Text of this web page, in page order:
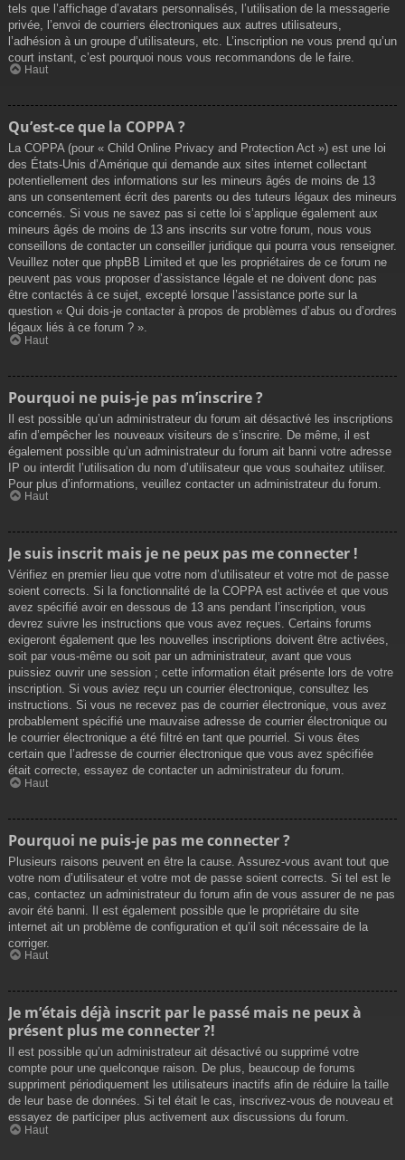
tels que l’affichage d’avatars personnalisés, l’utilisation de la messagerie
privée, l’envoi de courriers électroniques aux autres utilisateurs,
l’adhésion à un groupe d’utilisateurs, etc. L’inscription ne vous prend qu’un
court instant, c’est pourquoi nous vous recommandons de le faire.
Haut
Qu’est-ce que la COPPA ?
La COPPA (pour « Child Online Privacy and Protection Act ») est une loi
des États-Unis d’Amérique qui demande aux sites internet collectant
potentiellement des informations sur les mineurs âgés de moins de 13
ans un consentement écrit des parents ou des tuteurs légaux des mineurs
concernés. Si vous ne savez pas si cette loi s’applique également aux
mineurs âgés de moins de 13 ans inscrits sur votre forum, nous vous
conseillons de contacter un conseiller juridique qui pourra vous renseigner.
Veuillez noter que phpBB Limited et que les propriétaires de ce forum ne
peuvent pas vous proposer d’assistance légale et ne doivent donc pas
être contactés à ce sujet, excepté lorsque l’assistance porte sur la
question « Qui dois-je contacter à propos de problèmes d’abus ou d’ordres
légaux liés à ce forum ? ».
Haut
Pourquoi ne puis-je pas m’inscrire ?
Il est possible qu’un administrateur du forum ait désactivé les inscriptions
afin d’empêcher les nouveaux visiteurs de s’inscrire. De même, il est
également possible qu’un administrateur du forum ait banni votre adresse
IP ou interdit l’utilisation du nom d’utilisateur que vous souhaitez utiliser.
Pour plus d’informations, veuillez contacter un administrateur du forum.
Haut
Je suis inscrit mais je ne peux pas me connecter !
Vérifiez en premier lieu que votre nom d’utilisateur et votre mot de passe
soient corrects. Si la fonctionnalité de la COPPA est activée et que vous
avez spécifié avoir en dessous de 13 ans pendant l’inscription, vous
devrez suivre les instructions que vous avez reçues. Certains forums
exigeront également que les nouvelles inscriptions doivent être activées,
soit par vous-même ou soit par un administrateur, avant que vous
puissiez ouvrir une session ; cette information était présente lors de votre
inscription. Si vous aviez reçu un courrier électronique, consultez les
instructions. Si vous ne recevez pas de courrier électronique, vous avez
probablement spécifié une mauvaise adresse de courrier électronique ou
le courrier électronique a été filtré en tant que pourriel. Si vous êtes
certain que l’adresse de courrier électronique que vous avez spécifiée
était correcte, essayez de contacter un administrateur du forum.
Haut
Pourquoi ne puis-je pas me connecter ?
Plusieurs raisons peuvent en être la cause. Assurez-vous avant tout que
votre nom d’utilisateur et votre mot de passe soient corrects. Si tel est le
cas, contactez un administrateur du forum afin de vous assurer de ne pas
avoir été banni. Il est également possible que le propriétaire du site
internet ait un problème de configuration et qu’il soit nécessaire de la
corriger.
Haut
Je m’étais déjà inscrit par le passé mais ne peux à
présent plus me connecter ?!
Il est possible qu’un administrateur ait désactivé ou supprimé votre
compte pour une quelconque raison. De plus, beaucoup de forums
suppriment périodiquement les utilisateurs inactifs afin de réduire la taille
de leur base de données. Si tel était le cas, inscrivez-vous de nouveau et
essayez de participer plus activement aux discussions du forum.
Haut